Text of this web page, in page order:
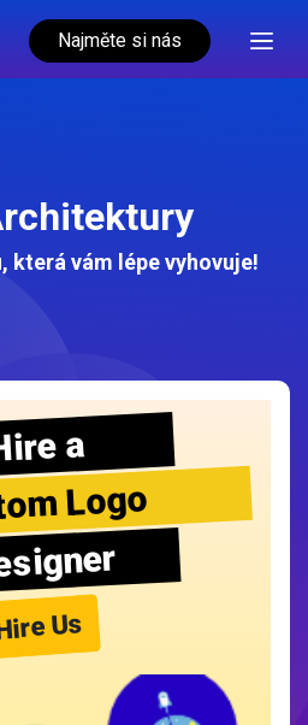
Najměte si nás
která vám lépe vyhovuje!
a
Logo
Us